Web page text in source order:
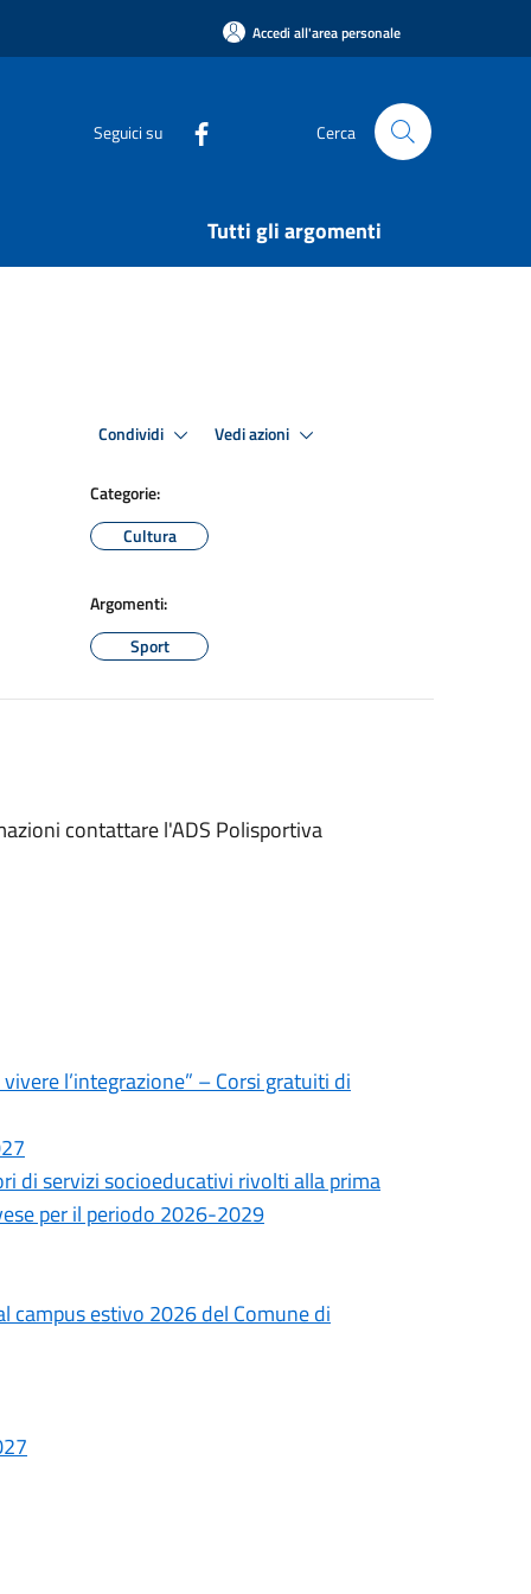
Accedi all'area personale
Seguici su Cerca
Tutti gli argomenti
Condividi Vedi azioni
Categorie:
Cultura
Argomenti:
Sport
contattare l'ADS Polisportiva
l’integrazione” – Corsi gratuiti di
di servizi socioeducativi rivolti alla prima
per il periodo 2026-2029
campus estivo 2026 del Comune di